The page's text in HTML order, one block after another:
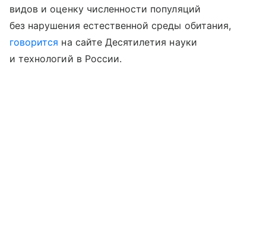
видов и оценку численности популяций
без нарушения естественной среды обитания,
говорится на сайте Десятилетия науки
и технологий в России.